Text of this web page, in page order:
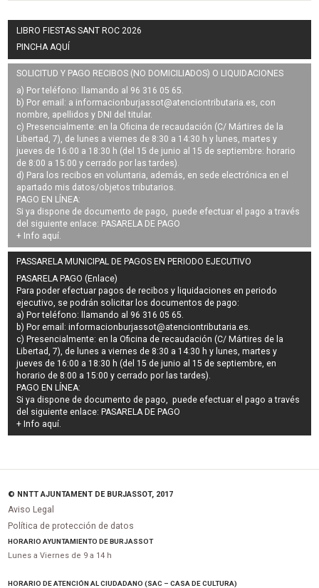
LIBRO FIESTAS SANT ROC 2026
PINCHA AQUÍ
SOLICITUD Y PAGO RECIBOS (NO DOMICILIADOS) O LIQUIDACIONES
a) Por teléfono: llamando al 96 316 05 65.
b) Por email: a informacionburjassot@atenciontributaria.es , con
nombre, apellidos y DNI del titular.
c) Presencialmente: en la Oficina de recaudación (C/ Mártires de la
Libertad, 7), de lunes a viernes de 8:30 a 14:30 h y lunes, martes y
jueves de 16:00 a 18:30 h (del 15 de junio al 15 de septiembre: horario
de 8:00 a 15:00 y cerrado por las tardes).
d) Para los recibos en voluntaria, además, en sede electrónica en el
apartado mis datos/objetos tributarios.
PAGO EN LÍNEA:
Si ya dispone de documento de pago, puede efectuar el pago a través
del siguiente enlace: PASARELA DE PAGO
+ Info aquí
PASSARELA MUNICIPAL DE PAGOS EN PERIODO EJECUTIVO
PASARELA PAGO (Enlace)
Para poder efectuar pagos derecibos y liquidaciones en periodo
ejecutivo, se podrán solicitar los documentos de pago:
a) Por teléfono: llamando al 96 316 05 65.
b) Por email:informacionburjassot@atenciontributaria.es.
c) Presencialmente: en la Oficina de recaudación (C/ Mártires de la
Libertad, 7), de lunes a viernes de 8:30 a 14:30 h y lunes, martes y
jueves de 16:00 a 18:30 h (del 15 de junio al 15 de septiembre, en
horario de 8:00 a 15:00 y cerrado por las tardes).
PAGO EN LÍNEA:
Si ya dispone de documento de pago, puede efectuar el pago a través
del siguiente enlace: PASARELA DE PAGO
+ Info aquí.
© NNTT AJUNTAMENT DE BURJASSOT, 2017
Aviso Legal
Política de protección de datos
HORARIO AYUNTAMIENTO DE BURJASSOT
Lunes a Viernes de 9 a 14 h
HORARIO DE ATENCIÓN AL CIUDADANO (SAC – CASA DE CULTURA)